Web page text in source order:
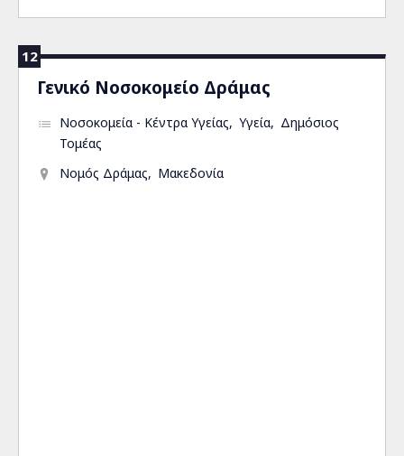
12
Γενικό Νοσοκομείο Δράμας
Νοσοκομεία - Κέντρα Υγείας Υγεία
Δημόσιος
Τομέας
Νομός Δράμας
Μακεδονία